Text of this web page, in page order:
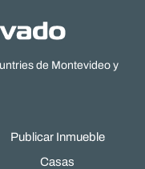
de Montevideo y
Publicar Inmueble
Casas